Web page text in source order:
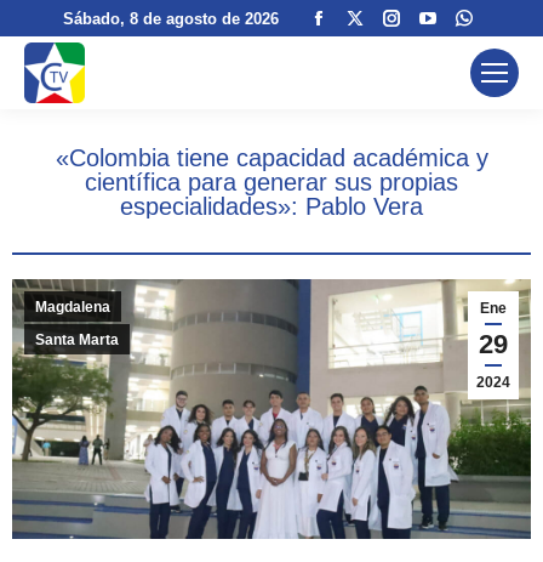
Sábado, 8 de agosto de 2026
Facebook
windowwindow
Instagram
window
YouTube
opens
window
page
opens
window
«Colombia tiene capacidad académica y
científica para generar sus propias
especialidades»: Pablo Vera
Ene
29
2024
Magdalena
Santa Marta